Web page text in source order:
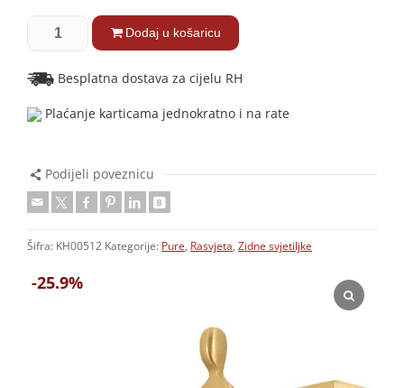
-25.9%
Dodaj u košaricu
Besplatna dostava za cijelu RH
Plaćanje karticama jednokratno i na rate
Podijeli poveznicu
Šifra: KH00512 Kategorije: Pure, Rasvjeta, Zidne svjetiljke